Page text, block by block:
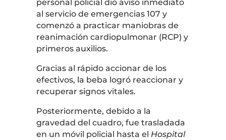
personal policial dio aviso inmediato
al servicio de emergencias 107 y
comenzó a practicar maniobras de
reanimación cardiopulmonar (RCP) y
primeros auxilios.
Gracias al rápido accionar de los
efectivos, la beba logró reaccionar y
recuperar signos vitales.
Posteriormente, debido a la
gravedad del cuadro, fue trasladada
en un móvil policial hasta el Hospital